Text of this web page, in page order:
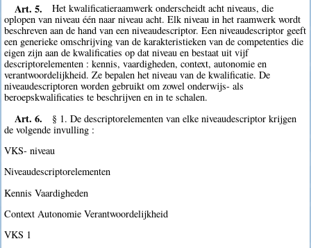
Art. 5.
Het kwalificatieraamwerk onderscheidt acht niveaus, die
oplopen van niveau één naar niveau acht. Elk niveau in het raamwerk wordt
beschreven aan de hand van een niveaudescriptor. Een niveaudescriptor geeft
een generieke omschrijving van de karakteristieken van de competenties die
eigen zijn aan de kwalificaties op dat niveau en bestaat uit vijf
descriptorelementen : kennis, vaardigheden, context, autonomie en
verantwoordelijkheid. Ze bepalen het niveau van de kwalificatie. De
niveaudescriptoren worden gebruikt om zowel onderwijs- als
beroepskwalificaties te beschrijven en in te schalen.
Art. 6.
§ 1. De descriptorelementen van elke niveaudescriptor krijgen
de volgende invulling :
VKS- niveau
Niveaudescriptorelementen
Kennis Vaardigheden
Context Autonomie Verantwoordelijkheid
VKS 1